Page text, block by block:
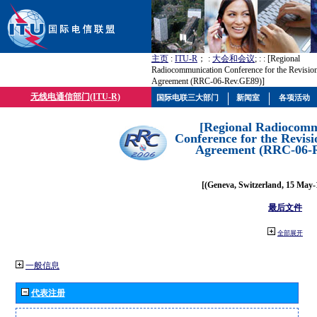
主页 : ITU-R ； : 大会和会议; : : [Regional
Radiocommunication Conference for the
Agreement (RRC-06-Rev.GE89)]
无线电通信部门(ITU-R)
[Regional
Conference for the
Agreement (RRC-06-
[(Geneva, Switzerland, 15
最后文件
全部展开
一般信息
代表注册
国际电联三大部门 新闻室 各项活动